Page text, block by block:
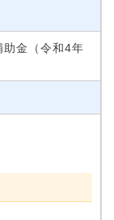
助金（令和4年